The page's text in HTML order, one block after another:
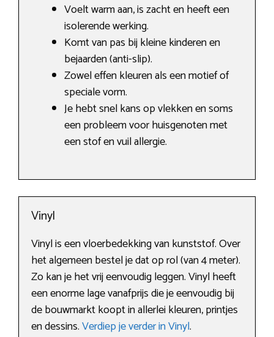
Voelt warm aan, is zacht en heeft een
isolerende werking.
Komt van pas bij kleine kinderen en
bejaarden (anti-slip).
Zowel effen kleuren als een motief of
speciale vorm.
Je hebt snel kans op vlekken en soms
een probleem voor huisgenoten met
een stof en vuil allergie.
Vinyl
Vinyl is een vloerbedekking van kunststof. Over
het algemeen bestel je dat op rol (van 4 meter).
Zo kan je het vrij eenvoudig leggen. Vinyl heeft
een enorme lage vanafprijs die je eenvoudig bij
de bouwmarkt koopt in allerlei kleuren, printjes
en dessins.Verdiep je verder in Vinyl.